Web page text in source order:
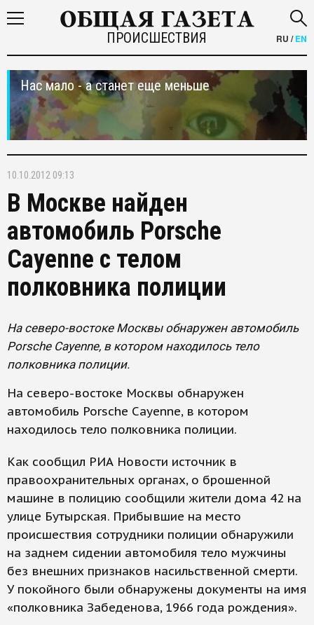
ПРОИСШЕСТВИЯ RU /EN
Нас мало - а станет еще меньше
10.10.2012 09:13
В Москве найден
автомобиль Porsche
Cayenne с телом
полковника полиции
На северо-востоке Москвы обнаружен автомобиль
Porsche Cayenne, в котором находилось тело
полковника полиции.
На северо-востоке Москвы обнаружен
автомобиль Porsche Cayenne, в котором
находилось тело полковника полиции.
Как сообщил РИА Новости источник в
правоохранительных органах, о брошенной
машине в полицию сообщили жители дома 42 на
улице Бутырская. Прибывшие на место
происшествия сотрудники полиции обнаружили
на заднем сидении автомобиля тело мужчины
без внешних признаков насильственной смерти.
У покойного были обнаружены документы на имя
«полковника Забеденова, 1966 года рождения».